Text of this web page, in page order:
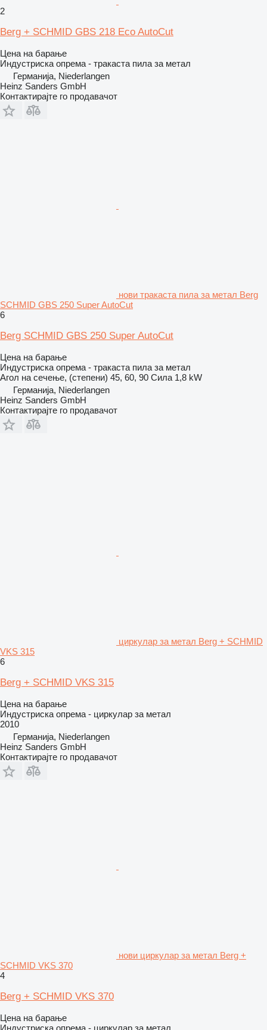
2
Berg + SCHMID GBS 218 Eco AutoCut
Цена на барање
Индустриска опрема - тракаста пила за метал
Германија, Niederlangen
Heinz Sanders GmbH
Контактирајте го продавачот
нови тракаста пила за метал Berg
SCHMID GBS 250 Super AutoCut
6
Berg SCHMID GBS 250 Super AutoCut
Цена на барање
Индустриска опрема - тракаста пила за метал
Агол на сечење, (степени) 45, 60, 90 Сила 1,8 kW
Германија, Niederlangen
Heinz Sanders GmbH
Контактирајте го продавачот
циркулар за метал Berg + SCHMID
VKS 315
6
Berg + SCHMID VKS 315
Цена на барање
Индустриска опрема - циркулар за метал
2010
Германија, Niederlangen
Heinz Sanders GmbH
Контактирајте го продавачот
нови циркулар за метал Berg +
SCHMID VKS 370
4
Berg + SCHMID VKS 370
Цена на барање
Индустриска опрема - циркулар за метал